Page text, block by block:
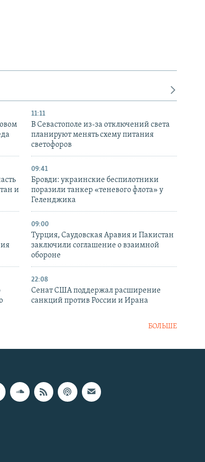
11:11
В Севастополе из-за отключений света
планируют менять схему питания
светофоров
и
09:41
Бровди: украинские беспилотники
поразили танкер «теневого флота» у
Геленджика
09:00
Турция, Саудовская Аравия и Пакистан
заключили соглашение о взаимной
обороне
22:08
Сенат США поддержал расширение
санкций против России и Ирана
БОЛЬШЕ